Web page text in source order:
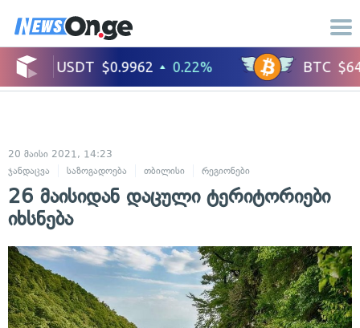
20 მაისი 2021, 14:23
ჯანდაცვა
საზოგადოება თბილისი რეგიონები
26 მაისიდან დაცული ტერიტორიები
იხსნება